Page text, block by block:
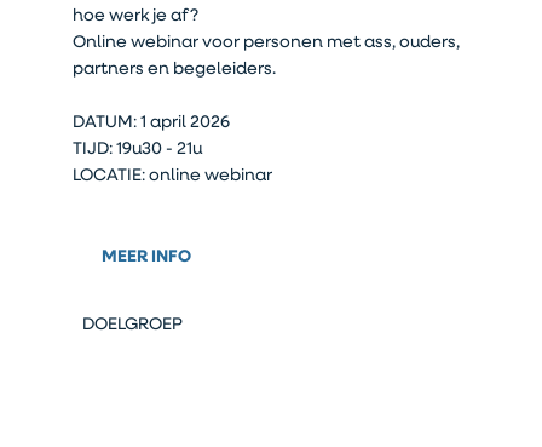
hoe werk je af?
Online webinar voor personen met ass, ouders,
partners en begeleiders.
DATUM: 1 april 2026
TIJD: 19u30 - 21u
LOCATIE: online webinar
MEER INFO
DOELGROEP